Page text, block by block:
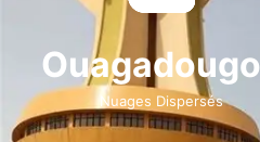
o
k
i
n
Nuages Dispersés